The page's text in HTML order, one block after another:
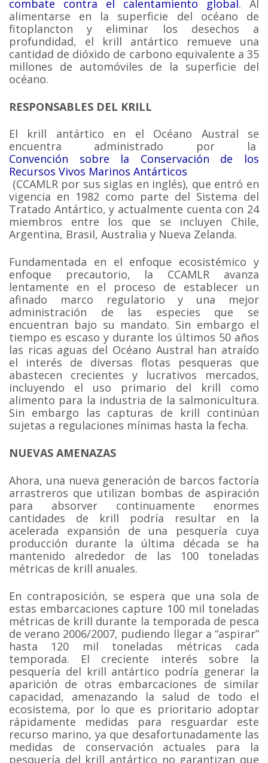
combate contra el calentamiento global. Al
alimentarse en la superficie del océano de
fitoplancton y eliminar los desechos a
profundidad, el krill antártico remueve una
cantidad de dióxido de carbono equivalente a 35
millones de automóviles de la superficie del
océano.
RESPONSABLES DEL KRILL
El krill antártico en el Océano Austral se
encuentra administrado por la
Convención sobre la Conservación de los
Recursos Vivos Marinos Antárticos
(CCAMLR por sus siglas en inglés), que entró en
vigencia en 1982 como parte del Sistema del
Tratado Antártico, y actualmente cuenta con 24
miembros entre los que se incluyen Chile,
Argentina, Brasil, Australia y Nueva Zelanda.
Fundamentada en el enfoque ecosistémico y
enfoque precautorio, la CCAMLR avanza
lentamente en el proceso de establecer un
afinado marco regulatorio y una mejor
administración de las especies que se
encuentran bajo su mandato. Sin embargo el
tiempo es escaso y durante los últimos 50 años
las ricas aguas del Océano Austral han atraído
el interés de diversas flotas pesqueras que
abastecen crecientes y lucrativos mercados,
incluyendo el uso primario del krill como
alimento para la industria de la salmonicultura.
Sin embargo las capturas de krill continúan
sujetas a regulaciones mínimas hasta la fecha.
NUEVAS AMENAZAS
Ahora, una nueva generación de barcos factoría
arrastreros que utilizan bombas de aspiración
para absorver continuamente enormes
cantidades de krill podría resultar en la
acelerada expansión de una pesquería cuya
producción durante la última década se ha
mantenido alrededor de las 100 toneladas
métricas de krill anuales.
En contraposición, se espera que una sola de
estas embarcaciones capture 100 mil toneladas
métricas de krill durante la temporada de pesca
de verano 2006/2007, pudiendo llegar a “aspirar”
hasta 120 mil toneladas métricas cada
temporada. El creciente interés sobre la
pesquería del krill antártico podría generar la
aparición de otras embarcaciones de similar
capacidad, amenazando la salud de todo el
ecosistema, por lo que es prioritario adoptar
rápidamente medidas para resguardar este
recurso marino, ya que desafortunadamente las
medidas de conservación actuales para la
pesquería del krill antártico no garantizan que